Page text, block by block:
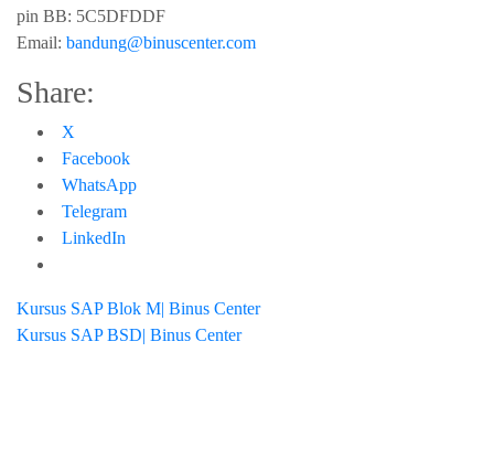
pin BB: 5C5DFDDF
Email: bandung@binuscenter.com
Share:
X
Facebook
WhatsApp
Telegram
LinkedIn
Kursus SAP Blok M| Binus Center
Kursus SAP BSD| Binus Center